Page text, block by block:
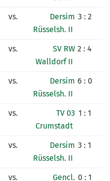
vs.
Dersim
Rüsselsh. II
3 : 2
vs.
SV RW
Walldorf II
2 : 4
vs.
Dersim
Rüsselsh. II
6 : 0
vs.
TV 03
Crumstadt
1 : 1
vs.
Dersim
Rüsselsh. II
3 : 1
vs. Gencl. 0 : 1